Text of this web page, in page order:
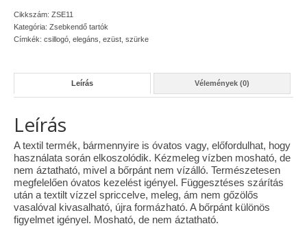
Adatkezelési tájékoztató
Általános Szerződési Feltételek
Blog
Cikkszám: ZSE11
Kategória: Zsebkendő tartók
Címkék: csillogó elegáns ezüst szürke
Leírás Vélemények (0)
Leírás
A textil termék, bármennyire is óvatos vagy, előfordulhat, hogy
használata során elkoszolódik. Kézmeleg vízben mosható, de
nem áztatható, mivel a bőrpánt nem vízálló. Természetesen
megfelelően óvatos kezelést igényel. Függesztéses szárítás
után a textilt vízzel spriccelve, meleg, ám nem gőzölős
vasalóval kivasalható, újra formázható. A bőrpánt különös
figyelmet igényel. Mosható, de nem áztatható.